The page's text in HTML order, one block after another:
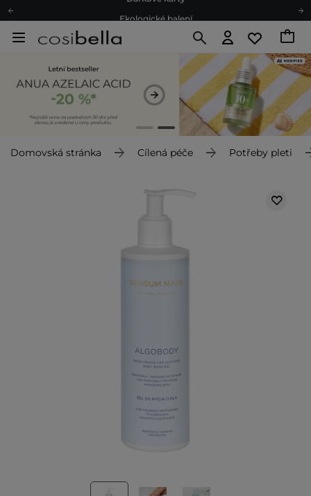
Doporučovací Program
Darkové karty
Ekologické balení
Domovská stránka Cílená péče Potřeby pleti